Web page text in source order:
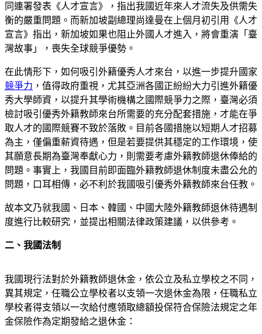
同連署發表《人才宣言》，指出我國近年來人才流失及供需失
衡的嚴重問題。而新加坡副總理尚達曼在上個月初引用《人才
宣言》指出，新加坡如果也阻止外國人才進入，將會重演「臺
灣故事」，喪失全球競爭優勢。
在此情形下，如何吸引外籍優秀人才來台，以進一步提升國家
競爭力 ，值得政府重視，尤其亞洲各國正紛紛大力引進外籍優
秀大學師資，以提升其學術機構之國際競爭力之際，臺灣必須
檢討吸引優秀外籍教師來台所需要的充分配套措施，才能在爭
取人才的國際競賽不致於落敗。目前各國措施以短期人才招募
為主，僅偏重薪資待遇，但是若要提供其穩定的工作環境，使
其願意長期為臺灣奉獻心力，則需要考慮外籍教師退休俸給的
問題。事實上，我國目前即面臨外籍教師退休制度未盡公允的
問題，口耳相傳，必不利於我國吸引優秀外籍教師來台任教。
故本文乃就我國、日本、韓國、中國大陸外籍教師退休待遇制
度進行比較研究，並提出相關法律政策建議，以供參考。
二、我國法制
我國現行法對於外籍教師退休金，依公立及私立學校之不同，
異其規定，任職公立學校者以支領一次退休金為限，任職私立
學校者得支領以一次給付應領取總額投保符合保險法規定之年
金保險作為定期發給之退休金：